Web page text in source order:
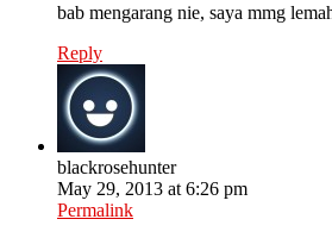
bab mengarang nie, saya mmg
Reply
blackrosehunter
May 29, 2013 at 6:26 pm
Permalink